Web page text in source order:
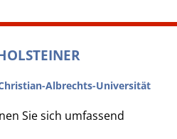
Albrechts-Universität
Sie sich umfassend